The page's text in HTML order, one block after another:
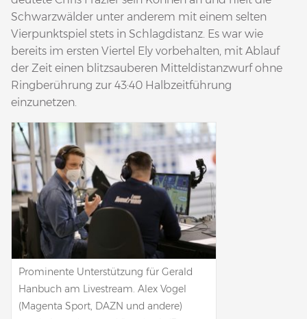
Schwarzwälder unter anderem mit einem selten
Vierpunktspiel stets in Schlagdistanz. Es war wie
bereits im ersten Viertel Ely vorbehalten, mit Ablauf
der Zeit einen blitzsauberen Mitteldistanzwurf ohne
Ringberührung zur 43:40 Halbzeitführung
einzunetzen.
Prominente Unterstützung für Gerald
Hanbuch am Livestream. Alex Vogel
(Magenta Sport, DAZN und andere)